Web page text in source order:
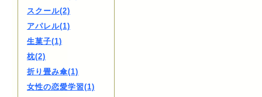
スクール(2)
アパレル(1)
生菓子(1)
枕(2)
折り畳み傘(1)
女性の恋愛学習(1)